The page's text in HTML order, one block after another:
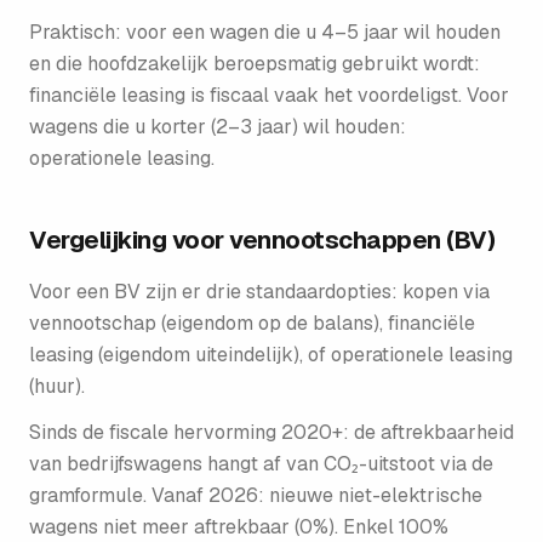
Praktisch: voor een wagen die u 4–5 jaar wil houden
en die hoofdzakelijk beroepsmatig gebruikt wordt:
financiële leasing is fiscaal vaak het voordeligst. Voor
wagens die u korter (2–3 jaar) wil houden:
operationele leasing.
Vergelijking voor vennootschappen (BV)
Voor een BV zijn er drie standaardopties: kopen via
vennootschap (eigendom op de balans), financiële
leasing (eigendom uiteindelijk), of operationele leasing
(huur).
Sinds de fiscale hervorming 2020+: de aftrekbaarheid
van bedrijfswagens hangt af van CO₂-uitstoot via de
gramformule. Vanaf 2026: nieuwe niet-elektrische
wagens niet meer aftrekbaar (0%). Enkel 100%